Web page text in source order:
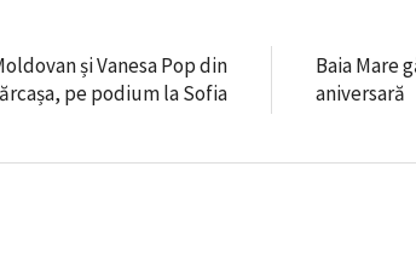
și Vanesa Pop din
pe podium la Sofia
Baia Mare
aniversară